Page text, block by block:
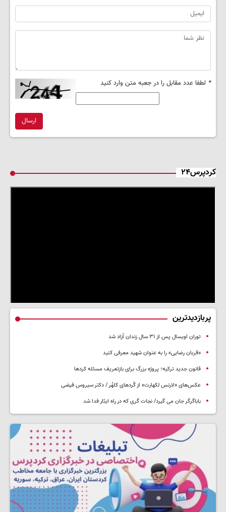
* لطفا عدد مقابل را در جعبه متن وارد کنید
ارسال
کردپرس۲۴
پربازدیدترین
توران اویسال پس از ۳۱ سال زندان آزاد شد
«قربان رضایی» را به عنوان شهید معرفی کنید
قانون جدید ترکیه؛ پروژه بزرگ‌ برای بازتعریف مسئله کردها
عکس‌های «لارنس لکهارت» از کُردهای کلهُر / دکتر سیروس فیضی
باباگرگر جان می گیرد/ نجات گری که در راه ایثار فدا شد